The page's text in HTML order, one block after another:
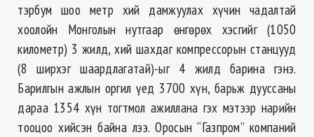
тэрбум шоо метр хий дамжуулах хүчин чадалтай
хоолойн Монголын нутгаар өнгөрөх хэсгийг (1050
километр) 3 жилд, хий шахдаг компрессорын станцууд
(8 ширхэг шаардлагатай)-ыг 4 жилд барина гэнэ.
Барилгын ажлын оргил үед 3700 хүн, барьж дууссаны
дараа 1354 хүн тогтмол ажиллана гэх мэтээр нарийн
тооцоо хийсэн байна лээ. Оросын “Газпром” компаний